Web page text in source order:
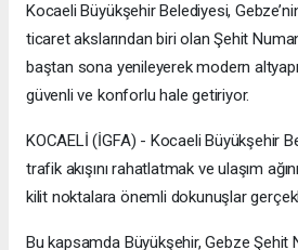
Kocaeli Büyükşehir Belediyesi,
ticaret akslarından biri olan Şehit
baştan sona yenileyerek modern
güvenli ve konforlu hale getiriyor.
KOCAELİ (İGFA) - Kocaeli Büyükşehir
trafik akışını rahatlatmak ve ulaşım
kilit noktalara önemli dokunuşlar
Bu kapsamda Büyükşehir, Gebze Şehit